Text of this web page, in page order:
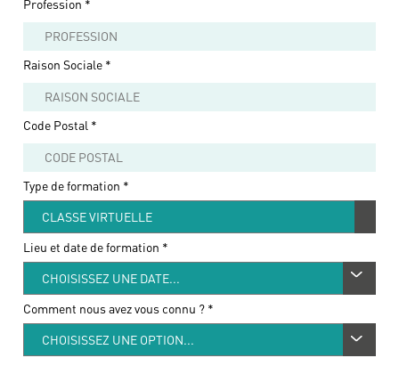
Profession *
Raison Sociale *
Code Postal *
Type de formation *
Lieu et date de formation *
Comment nous avez vous connu ? *